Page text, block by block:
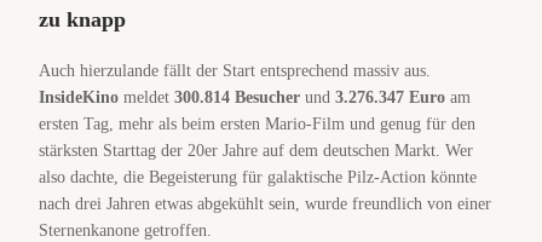
zu knapp
Auch hierzulande fällt der Start entsprechend massiv aus.
InsideKino meldet 300.814 Besucher und 3.276.347 Euro am
ersten Tag, mehr als beim ersten Mario-Film und genug für den
stärksten Starttag der 20er Jahre auf dem deutschen Markt. Wer
also dachte, die Begeisterung für galaktische Pilz-Action könnte
nach drei Jahren etwas abgekühlt sein, wurde freundlich von einer
Sternenkanone getroffen.